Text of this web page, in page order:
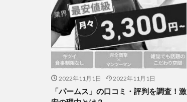
2022年11月1日 2022年11月1日
「パームス」の口コミ・評判を調査！激